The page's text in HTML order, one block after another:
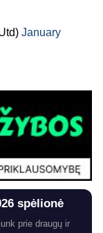
January
spėlionė
prie draugų ir